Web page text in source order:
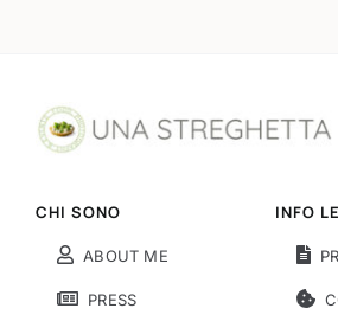
CHI SONO
ABOUT ME
PRESS
INFO